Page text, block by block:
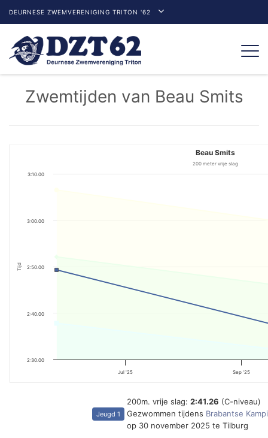
DEURNESE ZWEMVERENIGING TRITON '62
Zwemtijden van Beau Smits
Tijd
Beau Smits
200 meter vrije slag
Jul '25 Sep '25
2:30.00
2:40.00
2:50.00
3:00.00
3:10.00
Jeugd 1
200m. vrije slag: 2:41.26 (C-niveau)
Gezwommen tijdens Brabantse
op 30 november 2025 te Tilburg